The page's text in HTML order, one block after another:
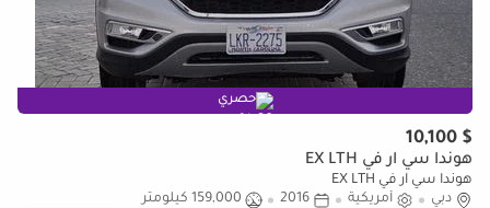
حصري
$ 10,100
هوندا سي آر في EX LTH
هوندا سي آر في EX LTH
دبي
أمريكية 2016
159,000 كيلومتر